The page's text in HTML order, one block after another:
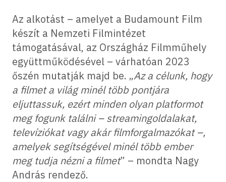
Az alkotást – amelyet a Budamount Film
készít a Nemzeti Filmintézet
támogatásával, az Országház Filmműhely
együttműködésével – várhatóan 2023
őszén mutatják majd be. „Az a célunk, hogy
a filmet a világ minél több pontjára
eljuttassuk, ezért minden olyan platformot
meg fogunk találni – streamingoldalakat,
televíziókat vagy akár filmforgalmazókat –,
amelyek segítségével minél több ember
meg tudja nézni a filmet” – mondta Nagy
András rendező.